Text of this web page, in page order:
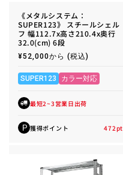
《メタルシステム：
SUPER123》 スチールシェル
フ 幅112.7x高さ210.4x奥行
32.0(cm) 6段
通
価
格
¥52,000から (税込)
SUPER123 カラー対応
最短2~3営業日出荷
P 獲得ポイント 472pt